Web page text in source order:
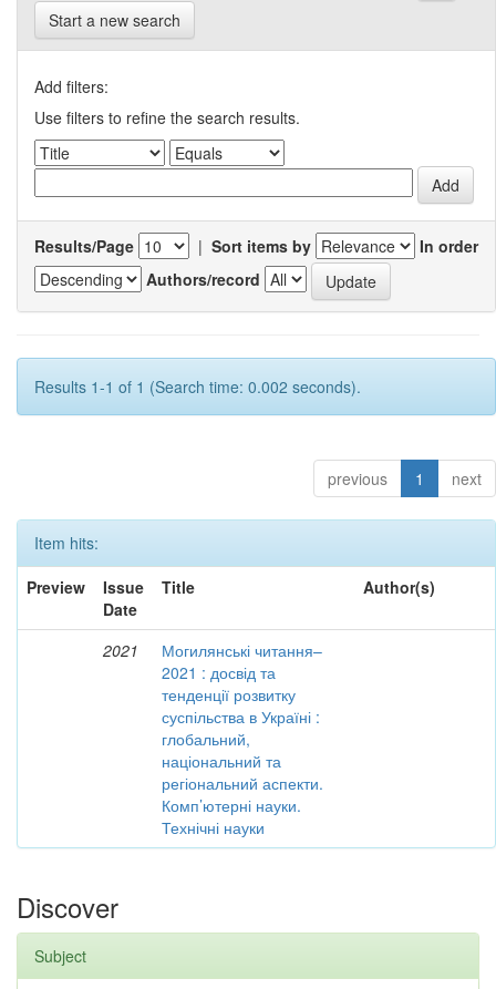
Start a new search
Add filters:
Use filters to refine the search results.
Results/Page | Sort items by
In order
Authors/record
Results 1-1 of 1 (Search time: 0.002 seconds).
previous 1 next
Item hits:
Preview
Issue
Date
Title Author(s)
2021
Могилянські читання–
2021 : досвід та
тенденції розвитку
суспільства в Україні :
глобальний,
національний та
регіональний аспекти.
Комп’ютерні науки.
Технічні науки
Discover
Subject